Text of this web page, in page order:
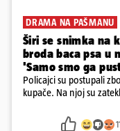
DRAMA NA PAŠMANU
Širi se snimka na
broda baca psa u
'Samo smo ga
Policajci su postupali
kupače. Na njoj su
ga uhitili, a psa je